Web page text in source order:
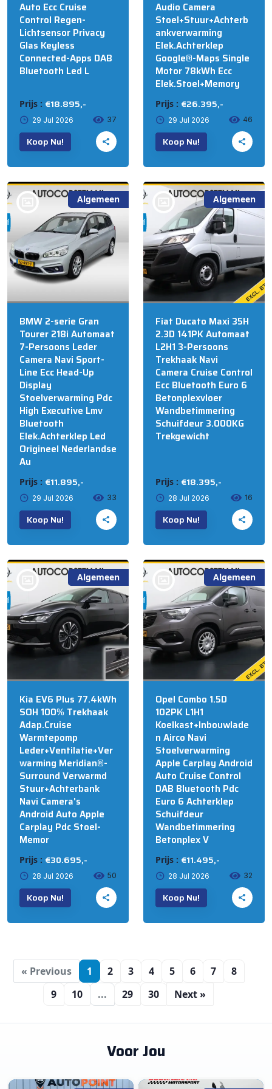
Auto Ecc Cruise
Control Regen-
Lichtsensor Privacy
Glas Keyless
Connected-Apps DAB
Bluetooth Led L
Prijs : €18.895,-
29 Jul 2026 37
Koop Nu!
Audio Camera
Stoel+Stuur+Achterb
ankverwarming
Elek.Achterklep
Google®-Maps Single
Motor 78kWh Ecc
Elek.Stoel+Memory
Prijs : €26.395,-
29 Jul 2026 46
Koop Nu!
Algemeen
bij @Auto Corsten BV
BMW 2-serie Gran
Tourer 218i Automaat
7-Persoons Leder
Camera Navi Sport-
Line Ecc Head-Up
Display
Stoelverwarming Pdc
High Executive Lmv
Bluetooth
Elek.Achterklep Led
Origineel Nederlandse
Au
Prijs : €11.895,-
29 Jul 2026 33
Koop Nu!
Algemeen
bij @Auto Corsten BV
Fiat Ducato Maxi 35H
2.3D 141PK Automaat
L2H1 3-Persoons
Trekhaak Navi
Camera Cruise Control
Ecc Bluetooth Euro 6
Betonplexvloer
Wandbetimmering
Schuifdeur 3.000KG
Trekgewicht
Prijs : €18.395,-
28 Jul 2026 16
Koop Nu!
Algemeen
bij @Auto Corsten BV
Kia EV6 Plus 77.4kWh
SOH 100% Trekhaak
Adap.Cruise
Warmtepomp
Leder+Ventilatie+Ver
warming Meridian®-
Surround Verwarmd
Stuur+Achterbank
Navi Camera's
Android Auto Apple
Carplay Pdc Stoel-
Memor
Prijs : €30.695,-
28 Jul 2026 50
Koop Nu!
Algemeen
bij @Auto Corsten BV
Opel Combo 1.5D
102PK L1H1
Koelkast+Inbouwlade
n Airco Navi
Stoelverwarming
Apple Carplay Android
Auto Cruise Control
DAB Bluetooth Pdc
Euro 6 Achterklep
Schuifdeur
Wandbetimmering
Betonplex V
Prijs : €11.495,-
28 Jul 2026 32
Koop Nu!
« Previous 1 2 3 4 5 6 7
8
9
10 ... 29 30 Next »
Voor Jou